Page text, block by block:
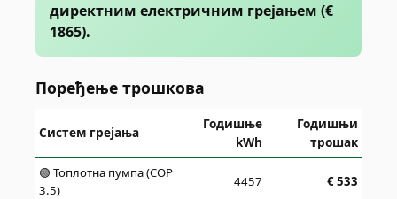
директним електричним грејањем (€
1865).
Поређење трошкова
Систем грејања
Годишње
kWh
Годишњи
трошак
🟢 Топлотна пумпа (COP
3.5)
4457 €533